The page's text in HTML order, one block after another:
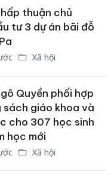
thuận chủ
tư 3 dự án bãi đỗ
Xã hội
Quyền phối hợp
giáo khoa và
cho 307 học sinh
học mới
Xã hội